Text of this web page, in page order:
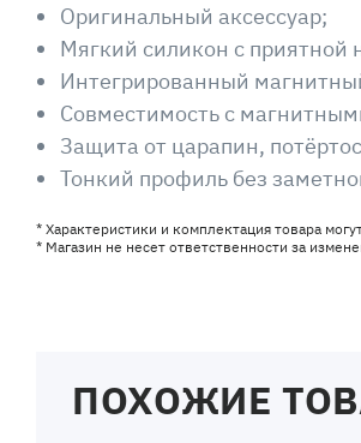
Оригинальный аксессуар;
Мягкий силикон с приятной
Интегрированный
Совместимость с
Защита от царапин,
Тонкий профиль без
* Характеристики и комплектация товара
* Магазин не несет ответственности за
ПОХОЖИЕ